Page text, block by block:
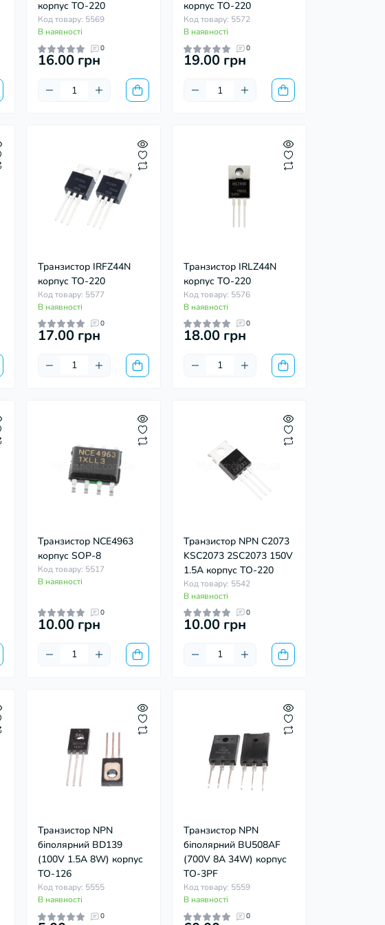
вх немає захісних супрессорів -
тому обережно. ..
корпус TO-220
Код товару: 5569
В наявності
0
16.00 грн
корпус TO-220
Код товару: 5572
В наявності
0
19.00 грн
Транзистор IRFZ44N
корпус TO-220
Код товару: 5577
В наявності
0
17.00 грн
Транзистор IRLZ44N
корпус TO-220
Код товару: 5576
В наявності
0
18.00 грн
Транзистор NCE4963
корпус SOP-8
Код товару: 5517
В наявності
0
10.00 грн
Транзистор NPN C2073
KSC2073 2SC2073 150V
1.5A корпус TO-220
Код товару: 5542
В наявності
0
10.00 грн
Транзистор NPN
біполярний BD139
(100V 1.5A 8W) корпус
TO-126
Код товару: 5555
В наявності
0
Транзистор NPN
біполярний BU508AF
(700V 8A 34W) корпус
TO-3PF
Код товару: 5559
В наявності
0